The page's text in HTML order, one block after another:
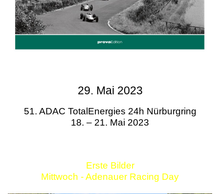
29. Mai 2023
51. ADAC TotalEnergies 24h Nürburgring
18. – 21. Mai 2023
Erste Bilder
Mittwoch - Adenauer Racing Day